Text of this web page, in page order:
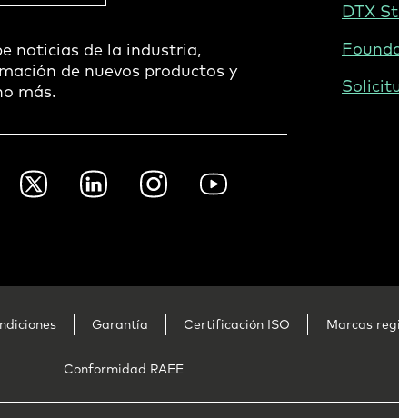
noticias de la industria,
de nuevos productos y
más.
Twitter LinkedInInstagramYoutube
DTX
Garantía Certificación ISO Marcas
Conformidad RAEE